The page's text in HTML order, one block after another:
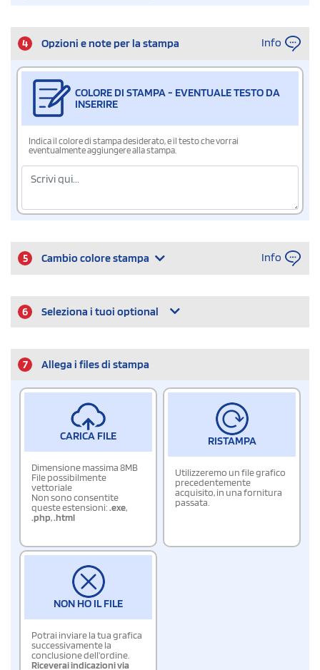
4 Opzioni e note per la stampa Info
COLORE DI STAMPA - EVENTUALE TESTO DA
INSERIRE
Indica il colore di stampa desiderato, e il testo che vorrai
eventualmente aggiungere alla stampa.
5 Cambio colore stampa Info
6 Seleziona i tuoi optional
7 Allega i files di stampa
CARICA FILE
Dimensione massima 8MB
File possibilmente
vettoriale
Non sono consentite
queste estensioni:.exe,
.php,.html
RISTAMPA
Utilizzeremo un file grafico
precedentemente
acquisito, in una fornitura
passata.
NON HO IL FILE
Potrai inviare la tua grafica
successivamente la
conclusione dell'ordine.
Riceverai indicazioni via